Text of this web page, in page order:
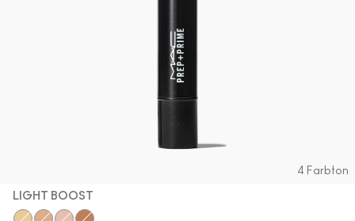
4 Farbton
LIGHT BOOST